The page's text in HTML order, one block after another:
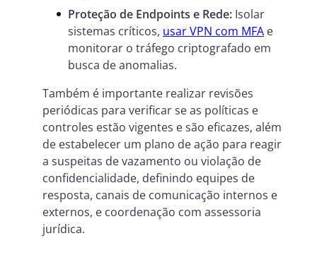
Proteção de Endpoints e Rede: Isolar
sistemas críticos, usar VPN com MFA e
monitorar o tráfego criptografado em
busca de anomalias.
Também é importante realizar revisões
periódicas para verificar se as políticas e
controles estão vigentes e são eficazes, além
de estabelecer um plano de ação para reagir
a suspeitas de vazamento ou violação de
confidencialidade, definindo equipes de
resposta, canais de comunicação internos e
externos, e coordenação com assessoria
jurídica.